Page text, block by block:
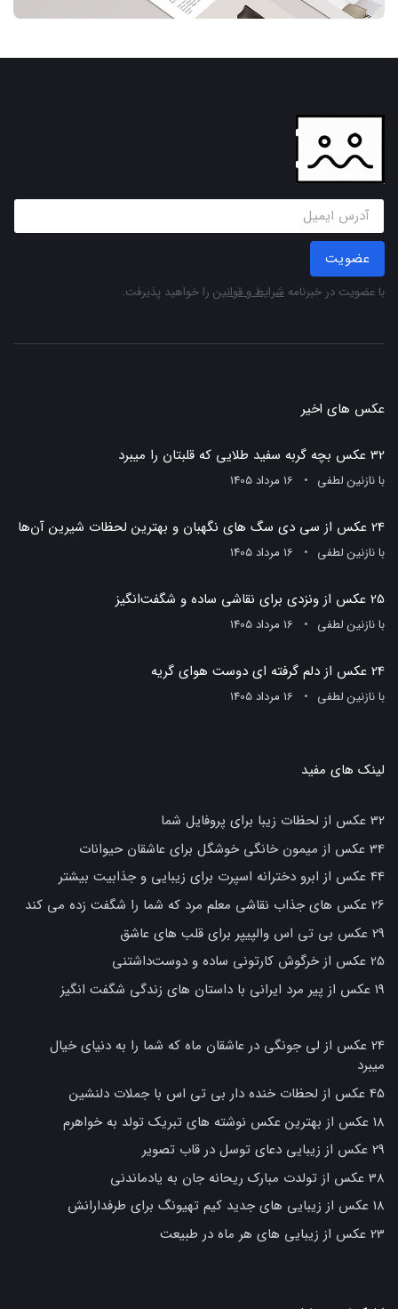
عضویت
با عضویت در خبرنامه شرایط و قوانین را خواهید پذیرفت.
عکس های اخیر
32 عکس بچه گربه سفید طلایی که قلبتان را میبرد
بانازنین لطفی 16 مرداد 1405
24 عکس از سی دی سگ های نگهبان و بهترین لحظات شیرین آن‌ها
بانازنین لطفی 16 مرداد 1405
25 عکس از ونزدی برای نقاشی ساده و شگفت‌انگیز
بانازنین لطفی 16 مرداد 1405
24 عکس از دلم گرفته ای دوست هوای گریه
بانازنین لطفی 16 مرداد 1405
لینک های مفید
32 عکس از لحظات زیبا برای پروفایل شما
34 عکس از میمون خانگی خوشگل برای عاشقان حیوانات
44 عکس از ابرو دخترانه اسپرت برای زیبایی و جذابیت بیشتر
26 عکس های جذاب نقاشی معلم مرد که شما را شگفت زده می کند
29 عکس بی تی اس والپیپر برای قلب های عاشق
25 عکس از خرگوش کارتونی ساده و دوست‌داشتنی
19 عکس از پیر مرد ایرانی با داستان های زندگی شگفت انگیز
24 عکس از لی جونگی در عاشقان ماه که شما را به دنیای خیال
میبرد
45 عکس از لحظات خنده دار بی تی اس با جملات دلنشین
18 عکس از بهترین عکس نوشته های تبریک تولد به خواهرم
29 عکس از زیبایی دعای توسل در قاب تصویر
38 عکس از تولدت مبارک ریحانه جان به یادماندنی
18 عکس از زیبایی های جدید کیم تهیونگ برای طرفدارانش
23 عکس از زیبایی های هر ماه در طبیعت